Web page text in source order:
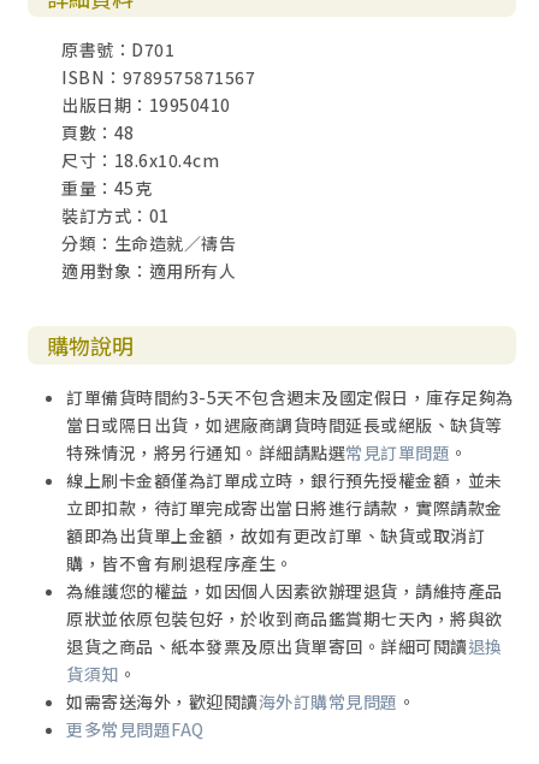
原書號：D701
ISBN：9789575871567
出版日期：19950410
頁數：48
尺寸：18.6x10.4cm
重量：45克
裝訂方式：01
分類：生命造就／禱告
適用對象：適用所有人
購物說明
訂單備貨時間約3-5天不包含週末及國定假日，庫存足夠為
當日或隔日出貨，如遇廠商調貨時間延長或絕版、缺貨等
特殊情況，將另行通知。詳細請點選常見訂單問題 。
線上刷卡金額僅為訂單成立時，銀行預先授權金額，並未
立即扣款，待訂單完成寄出當日將進行請款，實際請款金
額即為出貨單上金額，故如有更改訂單、缺貨或取消訂
購，皆不會有刷退程序產生。
為維護您的權益，如因個人因素欲辦理退貨，請維持產品
原狀並依原包裝包好，於收到商品鑑賞期七天內，將與欲
退貨之商品、紙本發票及原出貨單寄回。詳細可閱讀退換
貨須知 。
如需寄送海外，歡迎閱讀海外訂購常見問題 。
更多常見問題FAQ